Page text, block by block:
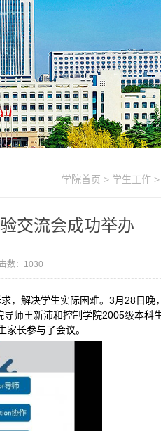
学院首页 > 学生工作 >
交流会成功举办
数： 1030
，解决学生实际困难。3月28日晚
师王新沛和控制学院2005级本科
长参与了会议。